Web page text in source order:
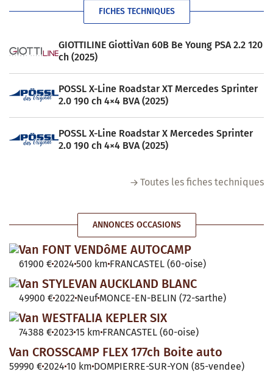
FICHES TECHNIQUES
GIOTTILINE GiottiVan 60B Be Young PSA 2.2 120
ch (2025)
POSSL X-Line Roadstar XT Mercedes Sprinter
2.0 190 ch 4×4 BVA (2025)
POSSL X-Line Roadstar X Mercedes Sprinter
2.0 190 ch 4×4 BVA (2025)
Toutes les fiches techniques
ANNONCES OCCASIONS
Van FONT VENDôME AUTOCAMP
61900 €2024 500 km FRANCASTEL (60-oise)
Van STYLEVAN AUCKLAND BLANC
49900 €2022 Neuf MONCE-EN-BELIN (72-sarthe)
Van WESTFALIA KEPLER SIX
74388 €2023 15 km FRANCASTEL (60-oise)
Van CROSSCAMP FLEX 177ch Boite auto
59990 €2024 10 km DOMPIERRE-SUR-YON (85-vendee)